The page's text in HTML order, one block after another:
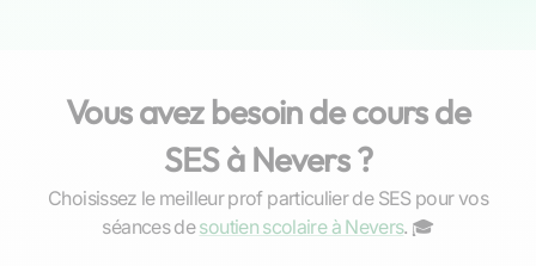
Vous avez besoin de cours de
SES à Nevers ?
Choisissez le meilleur prof particulier de SES pour vos
séances desoutien scolaire à Nevers. ‍🎓
Sacha